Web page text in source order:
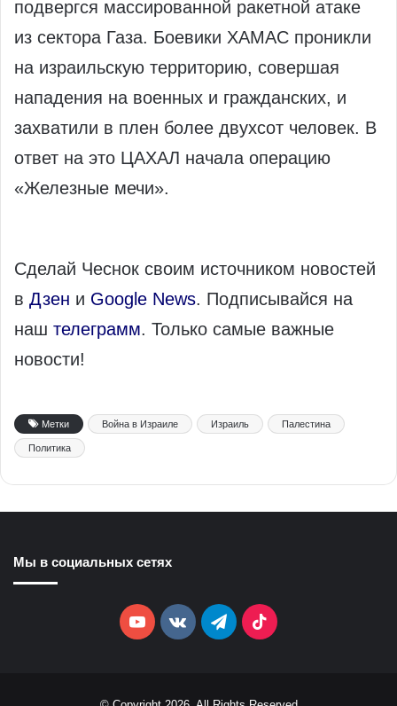
подвергся массированной ракетной атаке
из сектора Газа. Боевики ХАМАС проникли
на израильскую территорию, совершая
нападения на военных и гражданских, и
захватили в плен более двухсот человек. В
ответ на это ЦАХАЛ начала операцию
«Железные мечи».
Сделай Чеснок своим источником новостей
в Дзен и Google News. Подписывайся на
наш телеграмм. Только самые важные
новости!
Метки Война в Израиле Израиль Палестина
Политика
Мы в социальных сетях
YouTubevk.comTelegramTikTok